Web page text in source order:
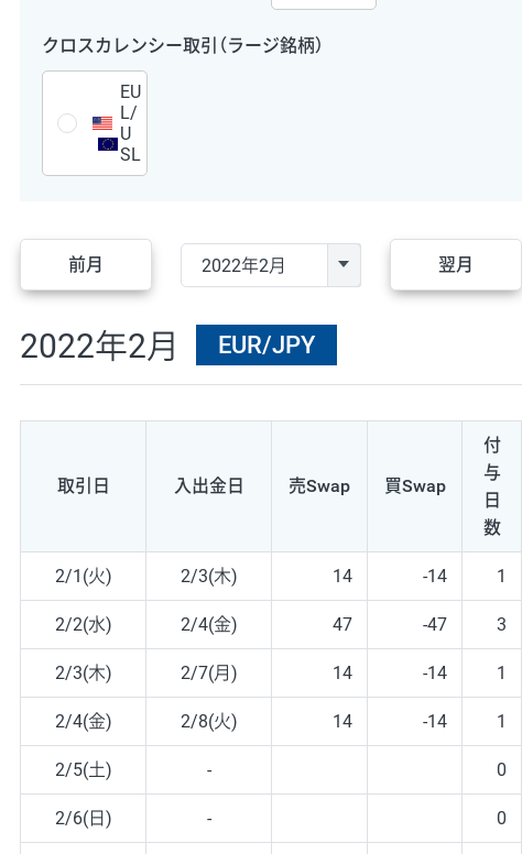
クロスカレンシー取引（ラージ銘柄）
EU
L/
U
SL
前月 翌月
2022年2月 EUR/JPY
取引日 入出金日 売Swap 買Swap
付
与
日
数
2/1(火) 2/3(木) 14 -14 1
2/2(水) 2/4(金) 47 -47 3
2/3(木) 2/7(月) 14 -14 1
2/4(金) 2/8(火) 14 -14 1
2/5(土) - 0
2/6(日) - 0